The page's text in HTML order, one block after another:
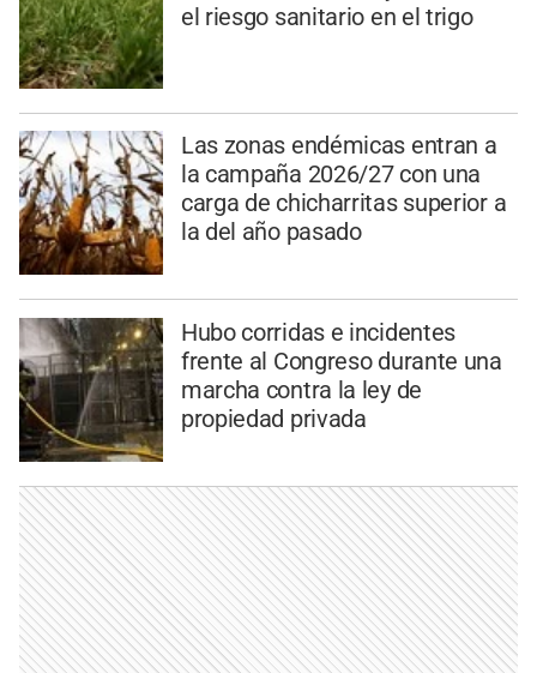
el riesgo sanitario en el trigo
Las zonas endémicas entran a
la campaña 2026/27 con una
carga de chicharritas superior a
la del año pasado
Hubo corridas e incidentes
frente al Congreso durante una
marcha contra la ley de
propiedad privada